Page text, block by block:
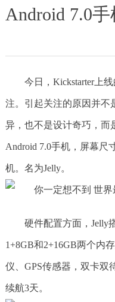
Android 7.0
今日，Kickstarter上
注。引起关注的原因并不
异，也不是设计奇巧，而
Android 7.0手机，屏幕尺
机。名为Jelly。
硬件配置方面，Jelly
1+8GB和2+16GB两个内
仪、GPS传感器，双卡双
续航3天。